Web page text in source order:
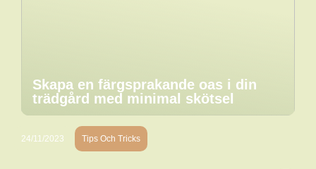
Skapa en färgsprakande oas i din
trädgård med minimal skötsel
24/11/2023 Tips Och Tricks